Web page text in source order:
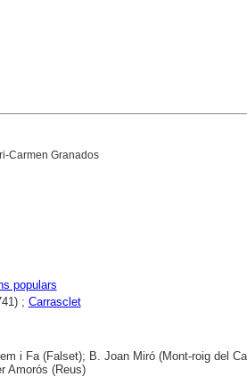
Carmen Granados
populars
; Carrasclet
i Fa (Falset); B. Joan Miró (Mont-roig del
Amorós (Reus)